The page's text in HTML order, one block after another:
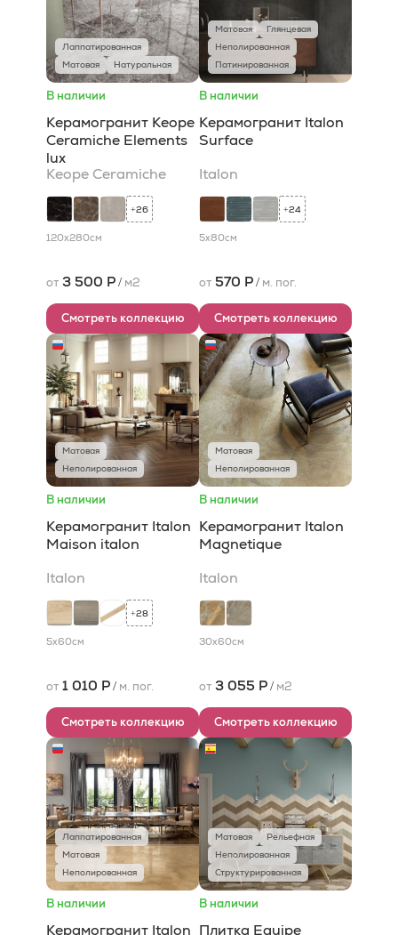
Лаппатированная
Матовая
Натуральная
В наличии
Керамогранит Keope
Ceramiche Elements
lux
Keope Ceramiche
+26
120x280см
от 3 500 Р/ м2
Смотреть коллекцию
Матовая
Глянцевая
Неполированная
Патинированная
В наличии
Керамогранит Italon
Surface
Italon
+24
5x80см
от 570 Р/ м. пог.
Смотреть коллекцию
Матовая
Неполированная
В наличии
Керамогранит Italon
Maison italon
Italon
+28
5x60см
от 1 010 Р/ м. пог.
Смотреть коллекцию
Матовая
Неполированная
В наличии
Керамогранит Italon
Magnetique
Italon
30x60см
от 3 055 Р/ м2
Смотреть коллекцию
Лаппатированная
Матовая
Неполированная
В наличии
Керамогранит Italon
Матовая
Рельефная
Неполированная
Структурированная
В наличии
Плитка Equipe